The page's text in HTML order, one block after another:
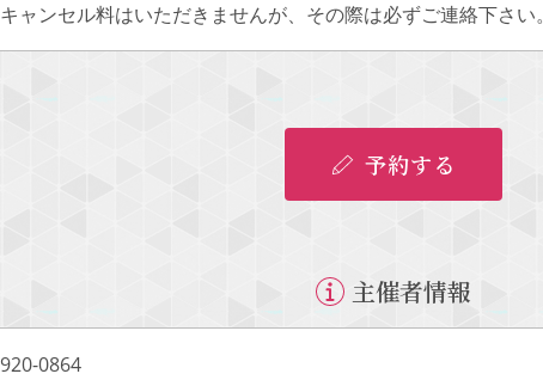
キャンセル料はいただきませんが、その際は必ずご連絡下さい。
予約する
主催者情報
920-0864